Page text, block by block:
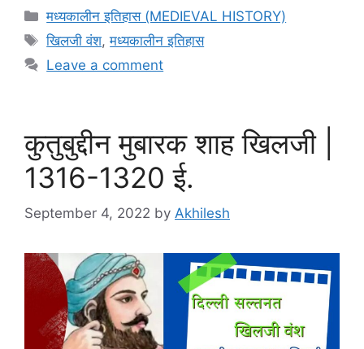
Categories
मध्यकालीन इतिहास (MEDIEVAL HISTORY)
Tags
खिलजी वंश,मध्यकालीन इतिहास
Leave a comment
कुतुबुद्दीन मुबारक शाह खिलजी |
1316-1320 ई.
September 4, 2022 by Akhilesh